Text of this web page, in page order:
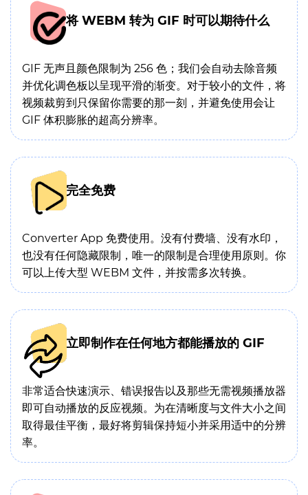
将 WEBM 转为 GIF 时可以期待什么
GIF 无声且颜色限制为 256 色；我们会自动去除音频
并优化调色板以呈现平滑的渐变。对于较小的文件，将
视频裁剪到只保留你需要的那一刻，并避免使用会让
GIF 体积膨胀的超高分辨率。
完全免费
Converter App 免费使用。没有付费墙、没有水印，
也没有任何隐藏限制，唯一的限制是合理使用原则。你
可以上传大型 WEBM 文件，并按需多次转换。
立即制作在任何地方都能播放的 GIF
非常适合快速演示、错误报告以及那些无需视频播放器
即可自动播放的反应视频。为在清晰度与文件大小之间
取得最佳平衡，最好将剪辑保持短小并采用适中的分辨
率。